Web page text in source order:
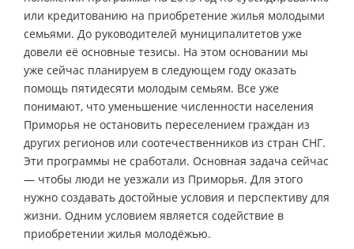
или кредитованию на приобретение жилья молодыми
семьями. До руководителей муниципалитетов уже
довели её основные тезисы. На этом основании мы
уже сейчас планируем в следующем году оказать
помощь пятидесяти молодым семьям. Все уже
понимают, что уменьшение численности населения
Приморья не остановить переселением граждан из
других регионов или соотечественников из стран СНГ.
Эти программы не сработали. Основная задача сейчас
— чтобы люди не уезжали из Приморья. Для этого
нужно создавать достойные условия и перспективу для
жизни. Одним условием является содействие в
приобретении жилья молодёжью.